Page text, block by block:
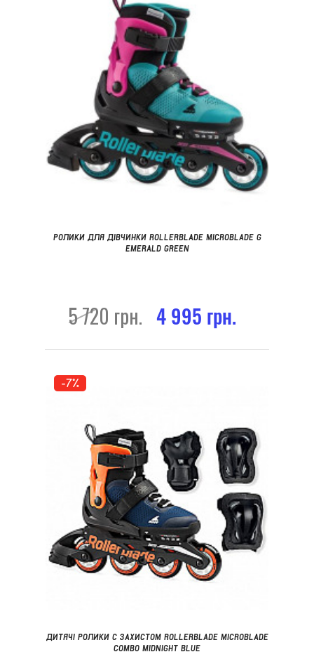
РОЛИКИ ДЛЯ ДІВЧИНКИ ROLLERBLADE MICROBLADE G
EMERALD GREEN
5 720 грн. 4 995 грн.
-7%
ДИТЯЧІ РОЛИКИ С ЗАХИСТОМ ROLLERBLADE MICROBLADE
COMBO MIDNIGHT BLUE